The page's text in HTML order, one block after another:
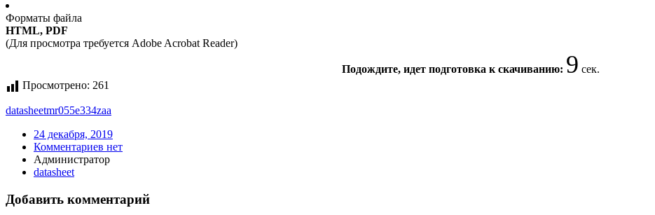
Форматы файла
HTML, PDF
(Для просмотра требуется Adobe Acrobat Reader)
Подождите, идет подготовка к скачиванию: 8 сек.
Просмотрено: 261
datasheetmr055e334zaa
24 декабря, 2019
Комментариев нет
Администратор
datasheet
Добавить комментарий